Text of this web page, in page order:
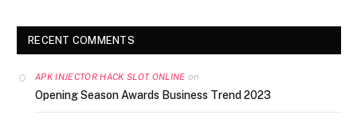
RECENT COMMENTS
APK INJECTOR HACK SLOT ONLINE on
Opening Season Awards Business Trend 2023